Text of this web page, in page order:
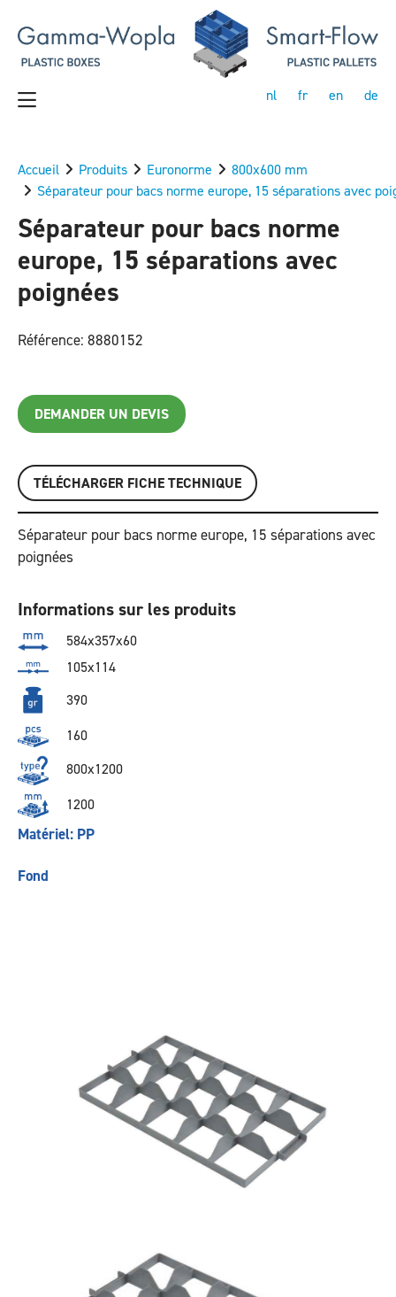
nl fr en de
Accueil Produits Euronorme
800x600 mm
Séparateur pour bacs norme europe, 15 séparations avec
Séparateur pour bacs norme
europe, 15 séparations avec
poignées
Référence: 8880152
DEMANDER UN DEVIS
TÉLÉCHARGER FICHE TECHNIQUE
Séparateur pour bacs norme europe, 15 séparations avec
poignées
Informations sur les produits
584x357x60
105x114
390
160
800x1200
1200
Matériel: PP
Fond